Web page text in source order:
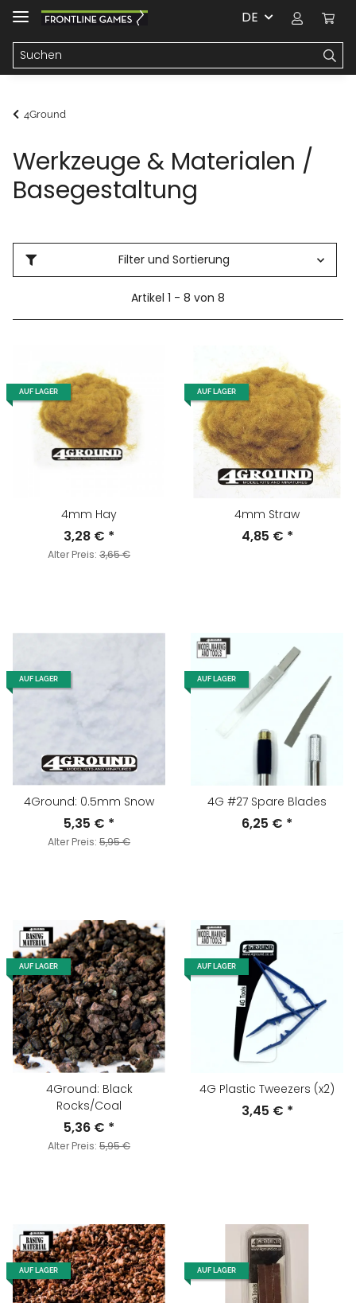
DE
4Ground
Werkzeuge & Materialen /
Basegestaltung
Filter und Sortierung
Artikel 1 - 8 von 8
AUF LAGER
4mm Hay
3,28 € *
Alter Preis: 3,65 €
AUF LAGER
4mm Straw
4,85 € *
AUF LAGER
4Ground: 0.5mm Snow
5,35 € *
Alter Preis: 5,95 €
AUF LAGER
4G #27 Spare Blades
6,25 € *
AUF LAGER
4Ground: Black
Rocks/Coal
5,36 € *
Alter Preis: 5,95 €
AUF LAGER
4G Plastic Tweezers (x2)
3,45 € *
AUF LAGER AUF LAGER